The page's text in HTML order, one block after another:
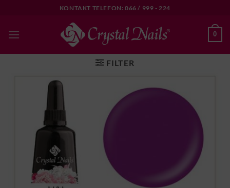
content
KONTAKT TELEFON: 066 / 999 - 224
0
FILTER